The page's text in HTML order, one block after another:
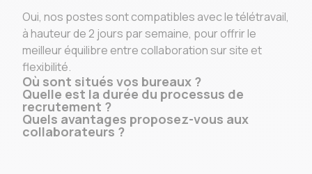
Oui, nos postes sont compatibles avec le télétravail,
à hauteur de 2 jours par semaine, pour offrir le
meilleur équilibre entre collaboration sur site et
flexibilité.
Où sont situés vos bureaux ?
Quelle est la durée du processus de
recrutement ?
Quels avantages proposez-vous aux
collaborateurs ?